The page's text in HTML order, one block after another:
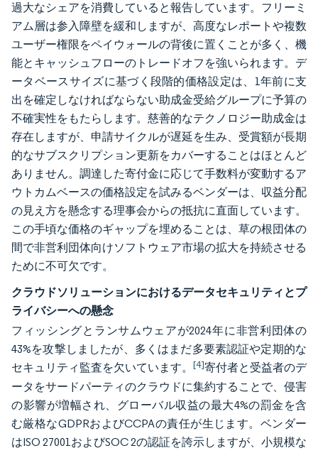
過大なシェアを消費していると報告しています。フリーミ
アム層は参入障壁を緩和しますが、高度なレポートや複数
ユーザー権限をペイウォールの背後に置くことが多く、機
能とキャッシュフローのトレードオフを強いられます。デ
ータベースサイズに基づく段階的価格設定は、1年前に支
出を確定しなければならない助成金受給グループに予算の
不確実性をもたらします。慈善的なテクノロジー助成金は
存在しますが、申請サイクルが遅延を生み、受賞額が長期
的なサブスクリプション更新をカバーすることはほとんど
ありません。調達した寄付金に応じて手数料が変動するア
ウトカムベースの価格設定を試みるベンダーは、収益分配
の見え方を懸念する理事会からの抵抗に直面しています。
この手頃な価格のギャップを埋めることは、草の根団体の
間で非営利団体向けソフトウェア市場の拡大を持続させる
ために不可欠です。
クラウドソリューションにおけるデータセキュリティとプ
ライバシーへの懸念
フィッシングとランサムウェアが2024年に非営利団体の
43%を攻撃しましたが、多くはまだ多要素認証や定期的な
セキュリティ監査を欠いています。 [4]寄付者と受益者のデ
ータをサードパーティのクラウドに集約することで、侵害
の影響が増幅され、グローバル収益の最大4%の罰金を含
む厳格なGDPRおよびCCPAの責任が生じます。ベンダー
はISO 27001およびSOC 2の認証を誇示しますが、小規模な